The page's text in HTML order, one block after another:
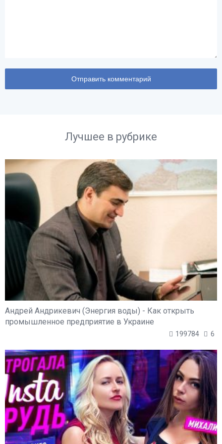
Лучшее в рубрике
Андрей Андрикевич (Энергия воды) - Как открыть
промышленное предприятие в Украине
199784 6